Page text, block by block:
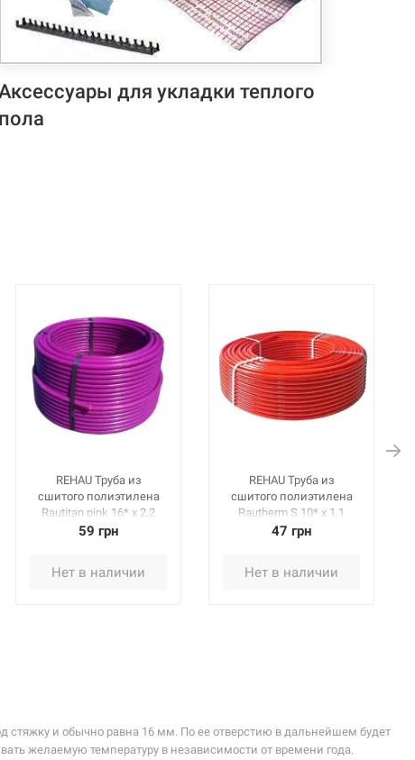
для укладки теплого
пола
REHAU Труба из
сшитого полиэтилена
Rautitan pink 16* x 2,2
мм, бухта 120 м
59 грн
Нет в наличии
REHAU Труба из
сшитого полиэтилена
Rautherm S 10* x 1,1
мм, бухта 240 м
47 грн
Нет в наличии
стяжку и обычно равна 16 мм. По ее отверстию в дальнейшем будет
желаемую температуру в независимости от времени года.